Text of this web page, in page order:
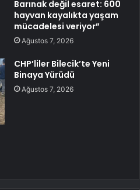
Barınak değil esaret: 600
hayvan kayalıkta yaşam
mücadelesi veriyor”
Ağustos 7, 2026
CHP’liler Bilecik’te Yeni
Binaya Yürüdü
Ağustos 7, 2026